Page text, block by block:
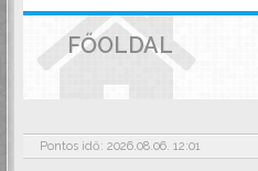
FŐOLDAL
Pontos idő: 2026.08.06. 12:01